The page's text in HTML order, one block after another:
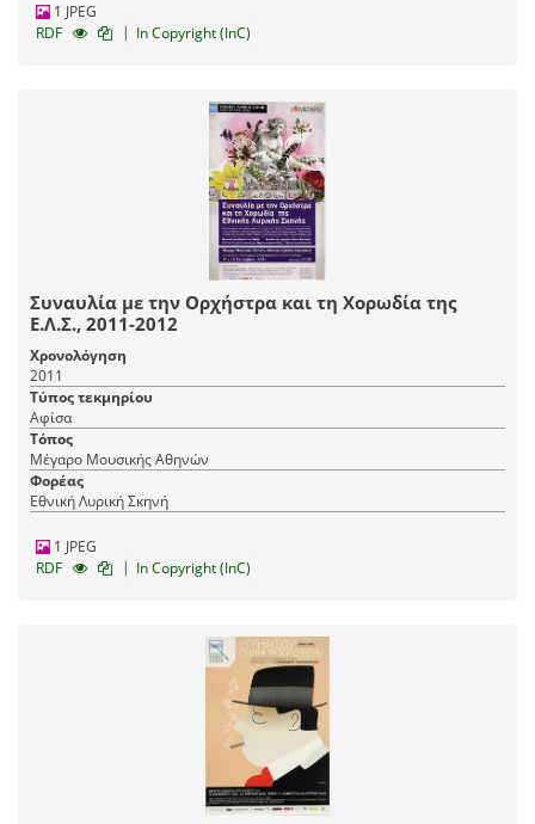
1 JPEG
RDF
| In Copyright (InC)
Συναυλία με την Ορχήστρα και τη Χορωδία της
Ε.Λ.Σ., 2011-2012
Χρονολόγηση
2011
Τύπος τεκμηρίου
Αφίσα
Τόπος
Μέγαρο Μουσικής Αθηνών
Φορέας
Εθνική Λυρική Σκηνή
1 JPEG
RDF
| In Copyright (InC)